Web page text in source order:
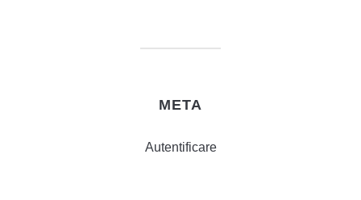
META
Autentificare